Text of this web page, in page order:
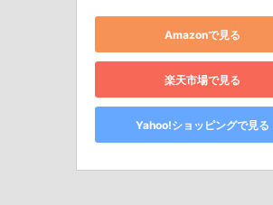
Amazonで見る
楽天市場で見る
Yahoo!ショッピングで見る